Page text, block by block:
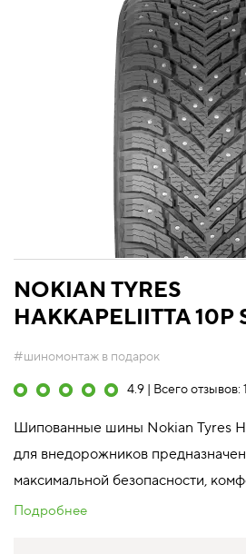
NOKIAN TYRES
HAKKAPELIITTA 10P
#шиномонтаж в подарок
4.9 | Всего отзывов:
Шипованные шины Nokian Tyres
для внедорожников
максимальной безопасности,
Подробнее